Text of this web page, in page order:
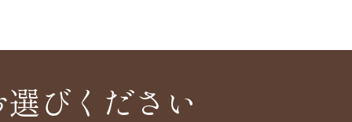
びください